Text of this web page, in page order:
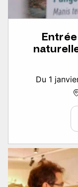
Entrée
Du 1